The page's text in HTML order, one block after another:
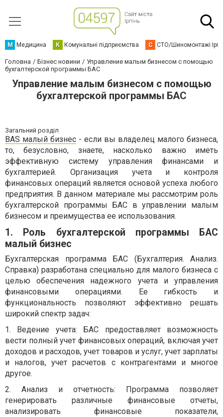
М Медицина К Комунальні підприємства С СТО/Шиномонтажі
Головна Бізнес новини
Управление малым бизнесом с помощью
бухгалтерской программы БАС
Управление малым бизнесом с помощью
бухгалтерской программы БАС
Загальний розділ
BAS малый бизнес - если вы владелец малого бизнеса,
то, безусловно, знаете, насколько важно иметь
эффективную систему управления финансами и
бухгалтерией. Организация учета и контроля
финансовых операций является основой успеха любого
предприятия. В данном материале мы рассмотрим роль
бухгалтерской программы БАС в управлении малым
бизнесом и преимущества ее использования.
1. Роль бухгалтерской программы БАС
малый бизнес
Бухгалтерская программа БАС (Бухгалтерия. Анализ.
Справка) разработана специально для малого бизнеса с
целью обеспечения надежного учета и управления
финансовыми операциями. Ее гибкость и
функциональность позволяют эффективно решать
широкий спектр задач:
1. Ведение учета: БАС предоставляет возможность
вести полный учет финансовых операций, включая учет
доходов и расходов, учет товаров и услуг, учет зарплаты
и налогов, учет расчетов с контрагентами и многое
другое.
2. Анализ и отчетность: Программа позволяет
генерировать различные финансовые отчеты,
анализировать финансовые показатели,